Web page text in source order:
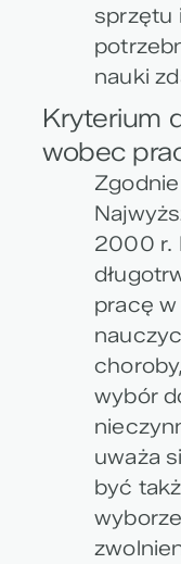
sprzętu
nauki
Kryterium
wobec
2000 r.
pracę
wybór
uważa
być